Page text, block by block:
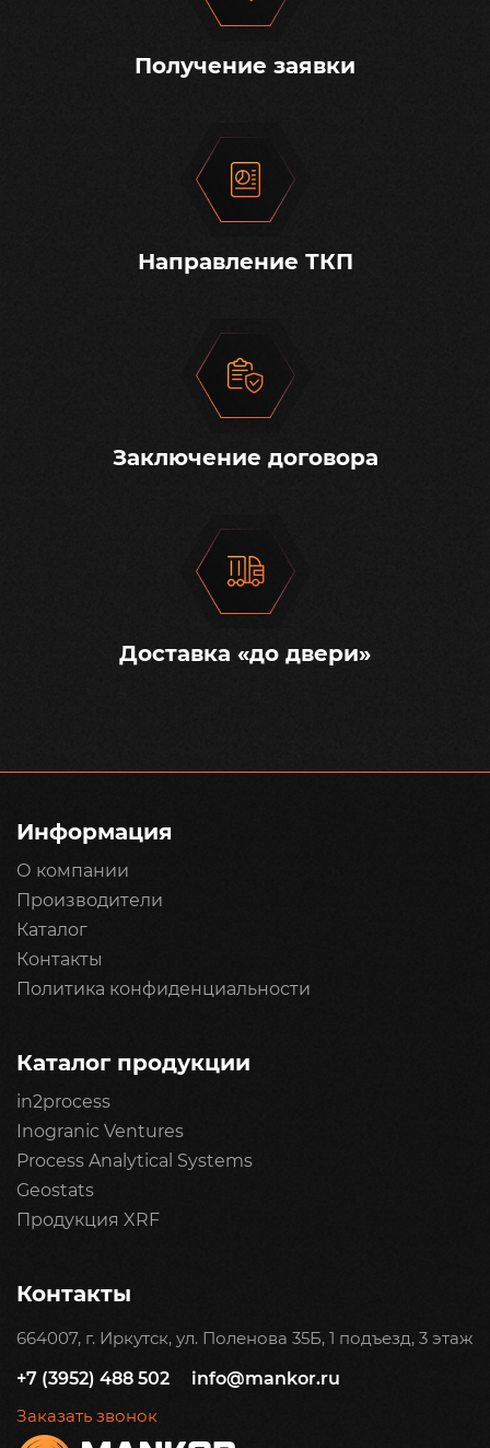
Получение заявки
Направление ТКП
Заключение договора
Доставка «до двери»
Информация
О компании
Производители
Каталог
Контакты
Политика конфиденциальности
Каталог продукции
in2process
Inogranic Ventures
Process Analytical Systems
Geostats
Продукция XRF
Контакты
664007, г. Иркутск, ул. Поленова 35Б, 1 подъезд, 3 этаж
+7 (3952) 488 502
info@mankor.ru
Заказать звонок